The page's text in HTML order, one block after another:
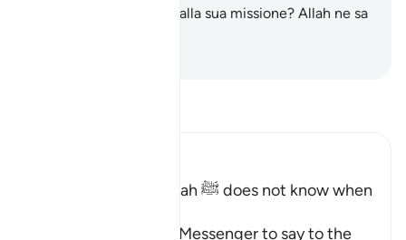
The Messenger of Allah ﷺ does not know when
Allah commands His Messenger to say to the
impedirgli di assolvere alla sua missione? Allah ne sa